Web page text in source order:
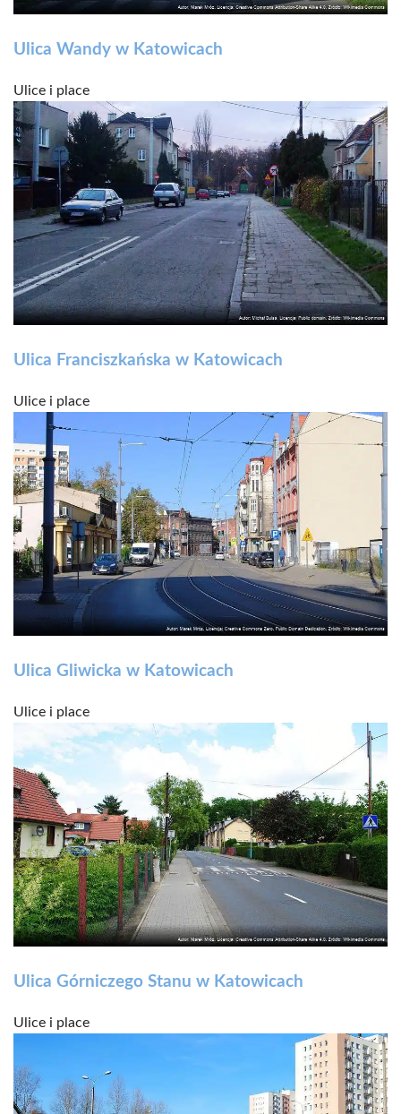
Ulica Wandy w Katowicach
Ulice i place
Ulica Franciszkańska w Katowicach
Ulice i place
Ulica Gliwicka w Katowicach
Ulice i place
Ulica Górniczego Stanu w Katowicach
Ulice i place